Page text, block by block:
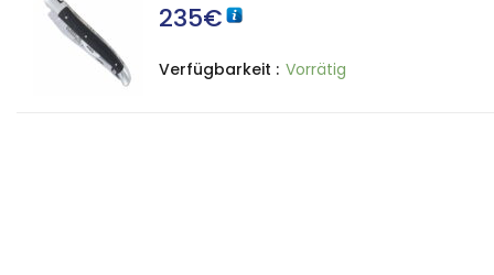
235€
Verfügbarkeit : Vorrätig